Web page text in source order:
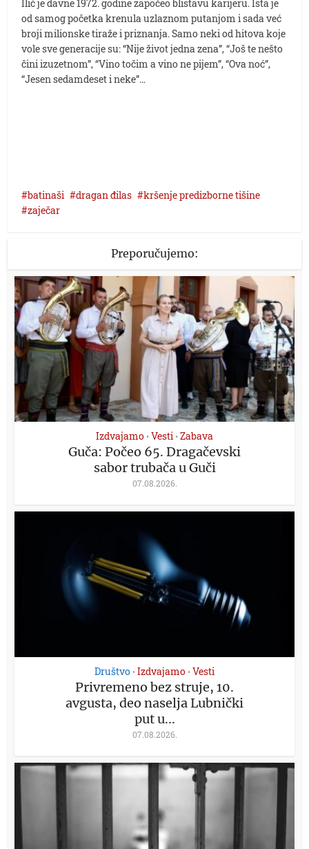
Ilić je davne 1972. godine započeo blistavu karijeru. Ista je
od samog početka krenula uzlaznom putanjom i sada već
broji milionske tiraže i priznanja. Samo neki od hitova koje
vole sve generacije su: “Nije život jedna zena”, “Još te nešto
čini izuzetnom”, “Vino točim a vino ne pijem”, “Ova noć”,
“Jesen sedamdeset i neke”…
batinaši dragan đilas
kršenje predizborne tišine
zaječar
Preporučujemo:
Izdvajamo • Vesti • Zabava
Guča: Počeo 65. Dragačevski
sabor trubača u Guči
07.08.2026.
Društvo • Izdvajamo • Vesti
Privremeno bez struje, 10.
avgusta, deo naselja Lubnički
put u...
07.08.2026.